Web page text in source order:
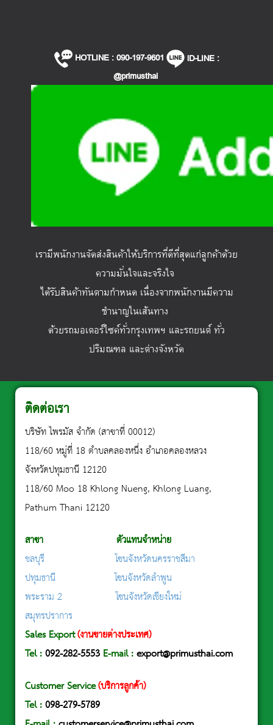
HOTLINE : 090-197-9601
lD-LINE :
@primusthai
เรามีพนักงานจัดส่งสินค้าให้บริการที่ดีที่สุดแก่ลูกค้าด้วย
ความมั่นใจและจริงใจ
ได้รับสินค้าทันตามกำหนด เนื่องจากพนักงานมีความ
ชำนาญในเส้นทาง
ด้วยรถมอเตอร์ไซค์ทั่วกรุงเทพฯ และรถยนต์ ทั่ว
ปริมณฑล และต่างจังหวัด
ติดต่อเรา
บริษัท ไพรมัส จำกัด (สาขาที่ 00012)
118/60 หมู่ที่ 18 ตำบลคลองหนึ่ง อำเภอคลองหลวง
จังหวัดปทุมธานี 12120
118/60 Moo 18 Khlong Nueng, Khlong Luang,
Pathum Thani 12120
สาขา ตัวแทนจำหน่าย
ชลบุรี
โซนจังหวัดนครราชสีมา
ปทุมธานี
โซนจังหวัดลำพูน
พระราม 2
โซนจังหวัดเชียงใหม่
สมุทรปราการ
Sales Export(งานขายต่างประเทศ)
Tel:092-282-5553 E-mail :export@primusthai.com
Customer Service(บริการลูกค้า)
Tel :098-279-5789